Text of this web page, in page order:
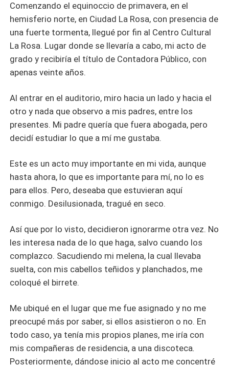
Comenzando el equinoccio de primavera, en el
hemisferio norte, en Ciudad La Rosa, con presencia de
una fuerte tormenta, llegué por fin al Centro Cultural
La Rosa. Lugar donde se llevaría a cabo, mi acto de
grado y recibiría el título de Contadora Público, con
apenas veinte años.
Al entrar en el auditorio, miro hacia un lado y hacia el
otro y nada que observo a mis padres, entre los
presentes. Mi padre quería que fuera abogada, pero
decidí estudiar lo que a mí me gustaba.
Este es un acto muy importante en mi vida, aunque
hasta ahora, lo que es importante para mí, no lo es
para ellos. Pero, deseaba que estuvieran aquí
conmigo. Desilusionada, tragué en seco.
Así que por lo visto, decidieron ignorarme otra vez. No
les interesa nada de lo que haga, salvo cuando los
complazco. Sacudiendo mi melena, la cual llevaba
suelta, con mis cabellos teñidos y planchados, me
coloqué el birrete.
Me ubiqué en el lugar que me fue asignado y no me
preocupé más por saber, si ellos asistieron o no. En
todo caso, ya tenía mis propios planes, me iría con
mis compañeras de residencia, a una discoteca.
Posteriormente, dándose inicio al acto me concentré